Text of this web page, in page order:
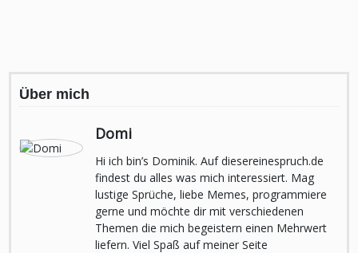
Über mich
Domi
Hi ich bin’s Dominik. Auf diesereinespruch.de
findest du alles was mich interessiert. Mag
lustige Sprüche, liebe Memes, programmiere
gerne und möchte dir mit verschiedenen
Themen die mich begeistern einen Mehrwert
liefern. Viel Spaß auf meiner Seite